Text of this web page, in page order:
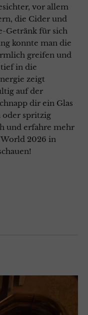
vor allem
die Cider und
Getränk für sich
konnte man die
greifen und
in die
zeigt
auf der
dir ein Glas
oder spritzig
und erfahre mehr
2026 in